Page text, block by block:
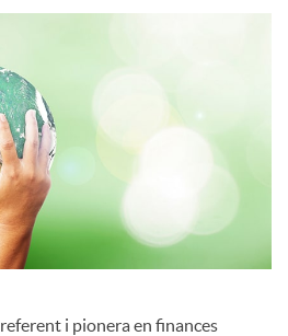
, referent i pionera en finances